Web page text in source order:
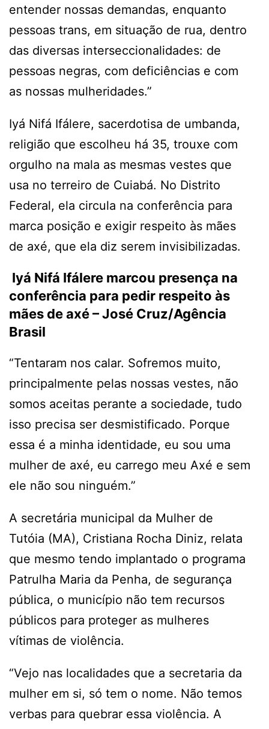
entender nossas demandas, enquanto
pessoas trans, em situação de rua, dentro
das diversas interseccionalidades: de
pessoas negras, com deficiências e com
as nossas mulheridades.”
Iyá Nifá Ifálere, sacerdotisa de umbanda,
religião que escolheu há 35, trouxe com
orgulho na mala as mesmas vestes que
usa no terreiro de Cuiabá. No Distrito
Federal, ela circula na conferência para
marca posição e exigir respeito às mães
de axé, que ela diz serem invisibilizadas.
Iyá Nifá Ifálere marcou presença na
conferência para pedir respeito às
mães de axé –José Cruz/Agência
Brasil
“Tentaram nos calar. Sofremos muito,
principalmente pelas nossas vestes, não
somos aceitas perante a sociedade, tudo
isso precisa ser desmistificado. Porque
essa é a minha identidade, eu sou uma
mulher de axé, eu carrego meu Axé e sem
ele não sou ninguém.”
A secretária municipal da Mulher de
Tutóia (MA), Cristiana Rocha Diniz, relata
que mesmo tendo implantado o programa
Patrulha Maria da Penha, de segurança
pública, o município não tem recursos
públicos para proteger as mulheres
vítimas de violência.
“Vejo nas localidades que a secretaria da
mulher em si, só tem o nome. Não temos
verbas para quebrar essa violência. A